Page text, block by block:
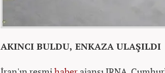
AKINCI BULDU, ENKAZA ULAŞILDI